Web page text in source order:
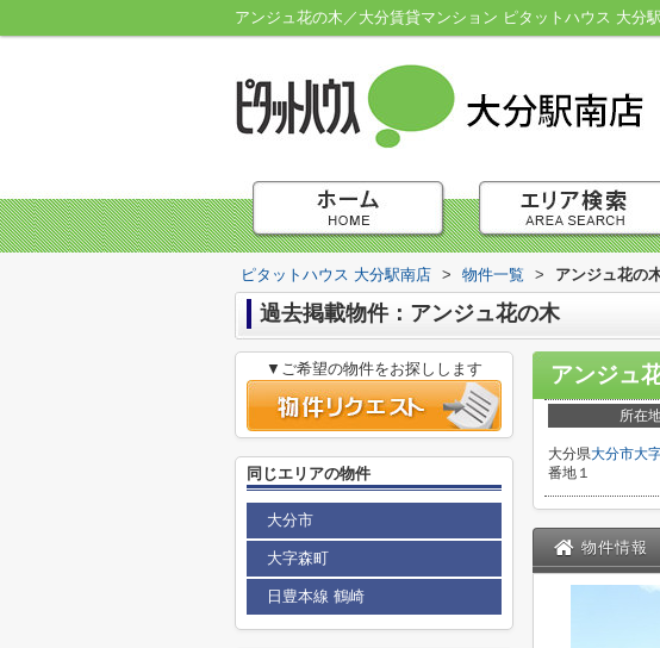
アンジュ花の木／大分賃貸マンション ピタットハウス 大分
ピタットハウス 大分駅南店 > 物件一覧 > アンジュ花の
過去掲載物件：アンジュ花の木
アンジュ
所在
大分県大分市大
番地１
物件情報
▼ご希望の物件をお探しします
同じエリアの物件
大分市
大字森町
日豊本線 鶴崎